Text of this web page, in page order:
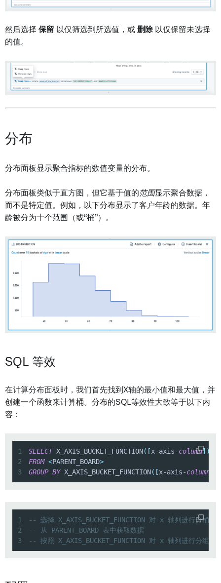
然后选择 保留 以仅筛选到所选值，或 删除以仅保留未选择
的值。
分布
分布面板显示聚合指标的数值变量的分布。
分布面板类似于直方图，但它基于值的范围显示聚合数据，
而不是特定值。例如，以下分布显示了客户年龄的数据。年
龄被分为十个范围（或“桶”）。
SQL 等效
在计算分布面板时，我们首先找到X轴的最小值和最大值，并
创建一个函数来计算桶。分布的SQL等效性大致等于以下内
容：
1 SELECT X_AXIS_BUCKET_FUNCTION( [x-axis-column] )
2
FROM <PARENT_BOARD>
3
GROUP BY X_AXIS_BUCKET_FUNCTION( [x-axis-column
1
-- 选择 X_AXIS_BUCKET_FUNCTION 对 x 轴列进行分桶，
2
-- 从 PARENT_BOARD 表中获取数据
3
-- 按照 X_AXIS_BUCKET_FUNCTION 对 x 轴列进行分组